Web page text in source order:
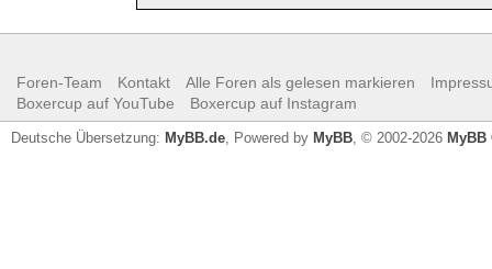
Foren-Team Kontakt Alle Foren als gelesen markieren
Boxercup auf YouTube
Boxercup auf Instagram
Deutsche Übersetzung: MyBB.de , Powered by MyBB , © 2002-2026 MyBB